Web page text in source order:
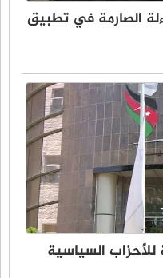
الصارمة في تطبيق
السياسية